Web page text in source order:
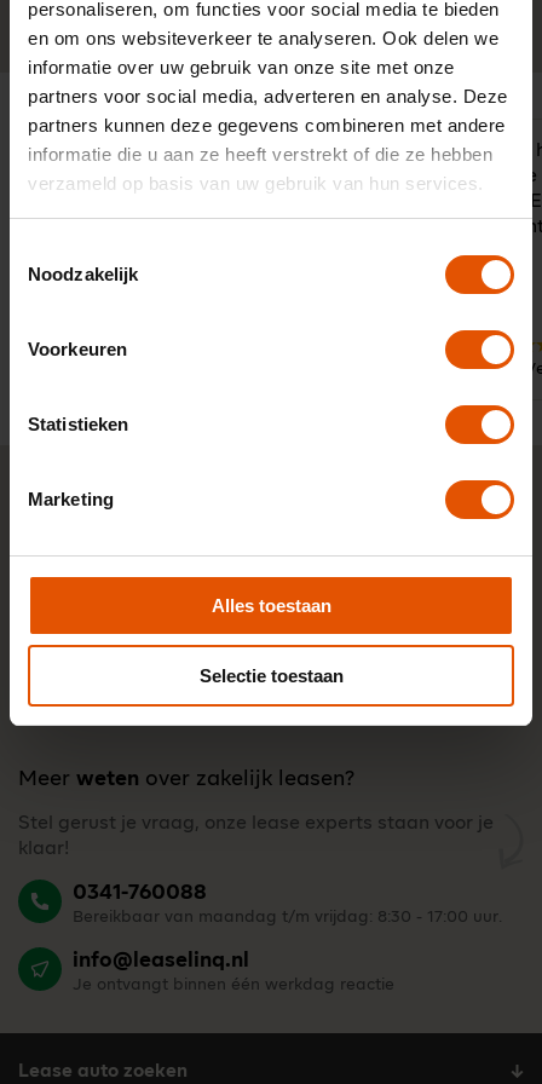
personaliseren, om functies voor social media te bieden
en om ons websiteverkeer te analyseren. Ook delen we
informatie over uw gebruik van onze site met onze
partners voor social media, adverteren en analyse. Deze
partners kunnen deze gegevens combineren met andere
informatie die u aan ze heeft verstrekt of die ze hebben
verzameld op basis van uw gebruik van hun services.
Noodzakelijk
Voorkeuren
Statistieken
Marketing
Alles toestaan
Selectie toestaan
0341-760088 Neem contact op
Sinds enige tijd werken wij samen
met LeaseLinq. LeaseLinq is in staat
medewerkers dat alle documenten op
9
"LeaseLinq
bij de
leaseauto.
9 Door:
Dhr.
Meer weten over zakelijk leasen?
Stel gerust je vraag, onze lease experts staan voor je
klaar!
0341-760088
Bereikbaar van maandag t/m vrijdag: 8:30 - 17:00 uur.
info@leaselinq.nl
Je ontvangt binnen één werkdag reactie
Lease auto zoeken